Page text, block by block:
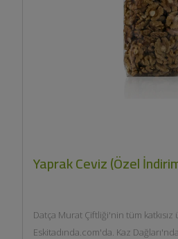
Yaprak Ceviz (Özel
Datça Murat Çiftliği'nin tüm
Eskitadında.com'da. Kaz Dağları'ndan mevsiminde toplanan